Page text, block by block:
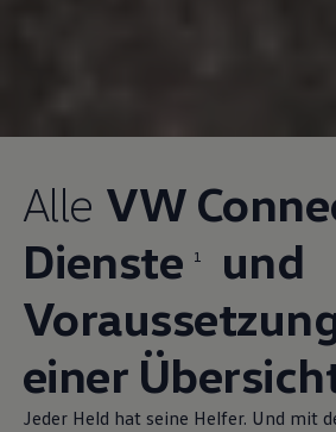
Alle VW
Dienste
1
und
einer
Jeder Held hat seine Helfer. Und mit